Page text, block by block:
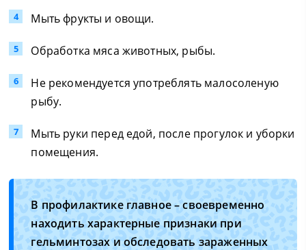
Мыть фрукты и овощи.
Обработка мяса животных, рыбы.
Не рекомендуется употреблять малосоленую
рыбу.
Мыть руки перед едой, после прогулок и уборки
помещения.
В профилактике главное – своевременно
находить характерные признаки при
гельминтозах и обследовать зараженных